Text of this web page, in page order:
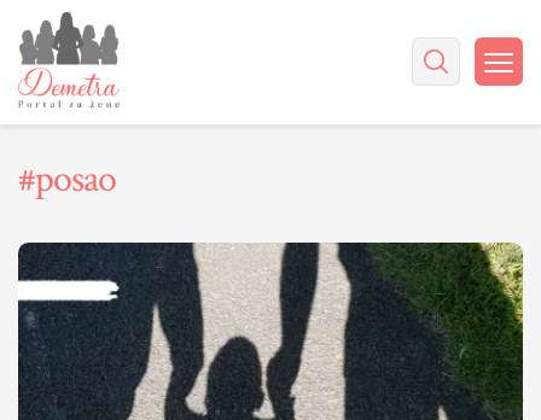
#posao